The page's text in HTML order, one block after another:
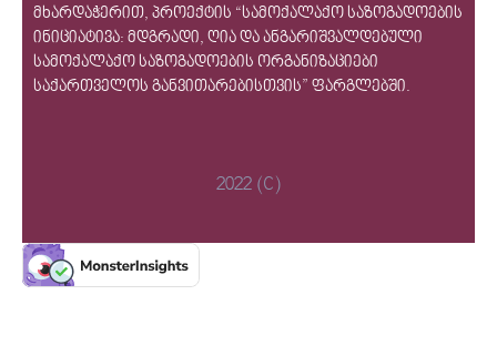
მხარდაჭერით, პროექტის “სამოქალაქო საზოგადოების
ინიციატივა: მდგრადი, ღია და ანგარიშვალდებული
სამოქალაქო საზოგადოების ორგანიზაციები
საქართველოს განვითარებისთვის” ფარგლებში.
2022 (C)